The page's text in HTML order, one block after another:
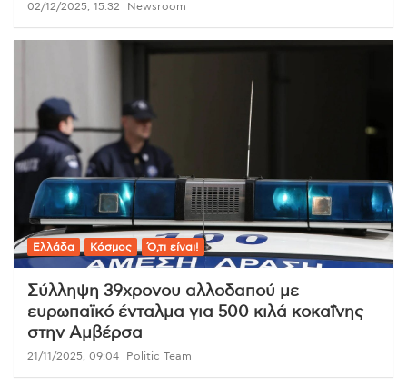
02/12/2025, 15:32 Newsroom
Ελλάδα Κόσμος Ό,τι είναι!
Σύλληψη 39χρονου αλλοδαπού με
ευρωπαϊκό ένταλμα για 500 κιλά κοκαΐνης
στην Αμβέρσα
21/11/2025, 09:04 Politic Team